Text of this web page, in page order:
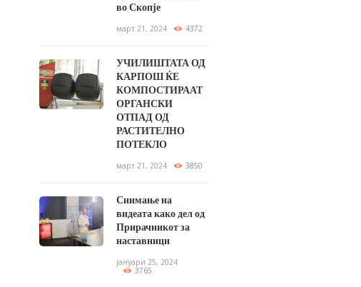
во Скопје
март 21, 2024 4372
УЧИЛИШТАТА ОД
КАРПОШ ЌЕ
КОМПОСТИРААТ
ОРГАНСКИ
ОТПАД ОД
РАСТИТЕЛНО
ПОТЕКЛО
март 21, 2024 3850
Снимање на
видеата како дел од
Прирачникот за
наставници
јануари 25, 2024
3765